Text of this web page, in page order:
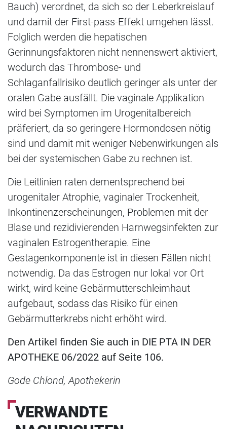
Bauch) verordnet, da sich so der Leberkreislauf
und damit der First-pass-Effekt umgehen lässt.
Folglich werden die hepatischen
Gerinnungsfaktoren nicht nennenswert aktiviert,
wodurch das Thrombose- und
Schlaganfallrisiko deutlich geringer als unter der
oralen Gabe ausfällt. Die vaginale Applikation
wird bei Symptomen im Urogenitalbereich
präferiert, da so geringere Hormondosen nötig
sind und damit mit weniger Nebenwirkungen als
bei der systemischen Gabe zu rechnen ist.
Die Leitlinien raten dementsprechend bei
urogenitaler Atrophie, vaginaler Trockenheit,
Inkontinenzerscheinungen, Problemen mit der
Blase und rezidivierenden Harnwegsinfekten zur
vaginalen Estrogentherapie. Eine
Gestagenkomponente ist in diesen Fällen nicht
notwendig. Da das Estrogen nur lokal vor Ort
wirkt, wird keine Gebärmutterschleimhaut
aufgebaut, sodass das Risiko für einen
Gebärmutterkrebs nicht erhöht wird.
Den Artikel finden Sie auch in DIE PTA IN DER
APOTHEKE 06/2022 auf Seite 106.
Gode Chlond, Apothekerin
VERWANDTE